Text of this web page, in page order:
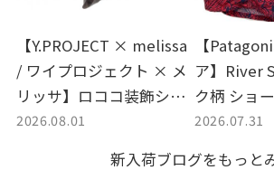
【Y.PROJECT × melissa
/ ワイプロジェクト × メ
リッサ】ロココ装飾シン
デレラ スリッパ | 独創的
なデザインが光る名作ミ
2026.08.01
【
ア】River
ク柄 ショ
の名作ショ
2026.07.31
新入荷ブログをもっと